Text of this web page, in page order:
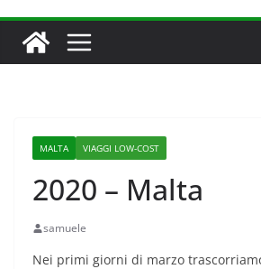
MALTA VIAGGI LOW-COST
2020 – Malta
samuele
Nei primi giorni di marzo